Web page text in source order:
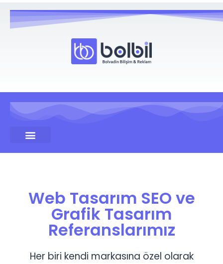
Web Tasarım SEO ve
Grafik Tasarım
Referanslarımız
Her biri kendi markasına özel olarak